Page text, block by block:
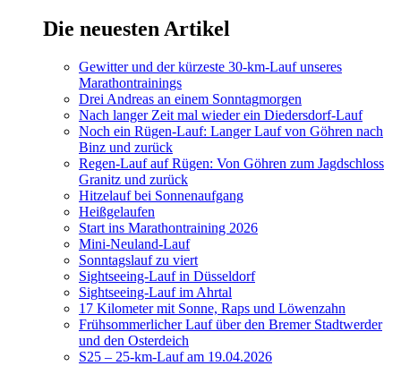
Die neuesten Artikel
Gewitter und der kürzeste 30-km-Lauf unseres
Marathontrainings
Drei Andreas an einem Sonntagmorgen
Nach langer Zeit mal wieder ein Diedersdorf-Lauf
Noch ein Rügen-Lauf: Langer Lauf von Göhren nach
Binz und zurück
Regen-Lauf auf Rügen: Von Göhren zum Jagdschloss
Granitz und zurück
Hitzelauf bei Sonnenaufgang
Heißgelaufen
Start ins Marathontraining 2026
Mini-Neuland-Lauf
Sonntagslauf zu viert
Sightseeing-Lauf in Düsseldorf
Sightseeing-Lauf im Ahrtal
17 Kilometer mit Sonne, Raps und Löwenzahn
Frühsommerlicher Lauf über den Bremer Stadtwerder
und den Osterdeich
S25 – 25-km-Lauf am 19.04.2026